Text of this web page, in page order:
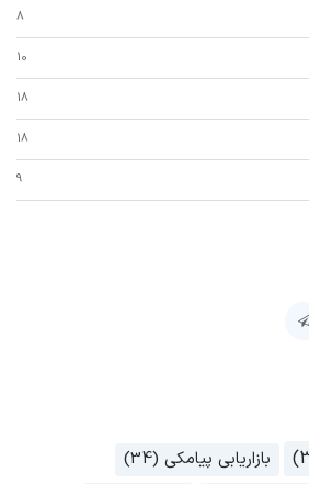
8
10
18
18
9
بازاریابی پیامکی (34)